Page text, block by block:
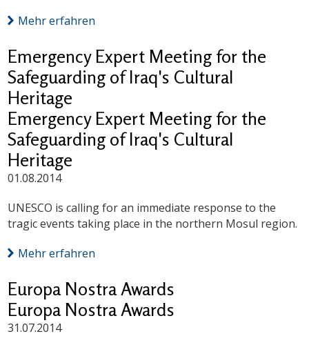
Mehr erfahren
Emergency Expert Meeting for the
Safeguarding of Iraq's Cultural
Heritage
Emergency Expert Meeting for the
Safeguarding of Iraq's Cultural
Heritage
01.08.2014
UNESCO is calling for an immediate response to the
tragic events taking place in the northern Mosul region.
Mehr erfahren
Europa Nostra Awards
Europa Nostra Awards
31.07.2014